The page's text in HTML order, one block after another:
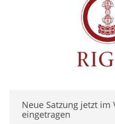
Neue Satzung jetzt im
eingetragen